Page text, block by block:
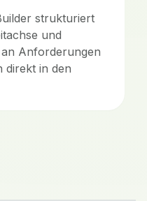
strukturiert
und
Anforderungen
direkt in den